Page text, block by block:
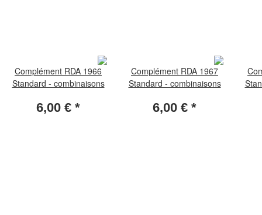
Complément RDA 1966
Standard - combinaisons
6,00 € *
Complément RDA 1967
Standard - combinaisons
6,00 € *